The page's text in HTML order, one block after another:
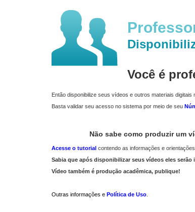
Você é
Então disponibilize seus vídeos e outros materiais digitais
Basta validar seu acesso no sistema por meio de seu
Não sabe como produzir um
Acesse o tutorial contendo as informações e
Sabia que após disponibilizar seus vídeos eles serão
Vídeo também é produção acadêmica, publique!
Outras informações e Política de Uso